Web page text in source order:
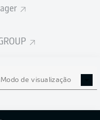
Modo de visualização
DA
2025